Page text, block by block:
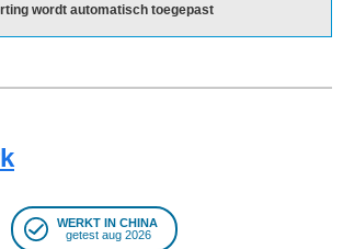
wordt automatisch toegepast
WERKT IN CHINA
getest aug 2026